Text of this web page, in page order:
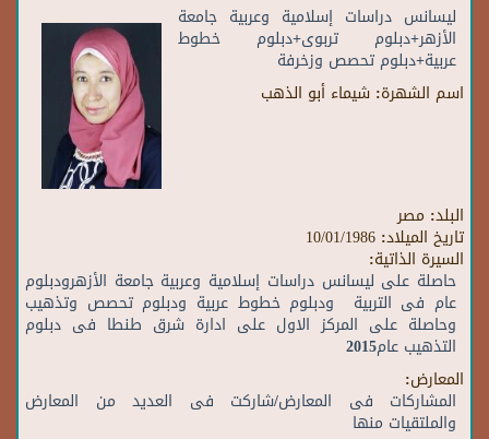
ليسانس دراسات إسلامية وعربية جامعة
الأزهر+دبلوم تربوى+دبلوم خطوط
عربية+دبلوم تحصص وزخرفة
اسم الشهرة: شيماء أبو الذهب
البلد: مصر
تاريخ الميلاد: 10/01/1986
السيرة الذاتية:
حاصلة على ليسانس دراسات إسلامية وعربية جامعة الأزهرودبلوم
عام فى التربية ودبلوم خطوط عربية ودبلوم تحصص وتذهيب
وحاصلة على المركز الاول على ادارة شرق طنطا فى دبلوم
التذهيب عام2015
المعارض:
المشاركات فى المعارض/شاركت فى العديد من المعارض
والملتقيات منها